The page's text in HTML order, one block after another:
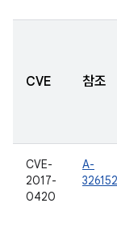
CVE 참조
CVE-
2017-
0420
A-